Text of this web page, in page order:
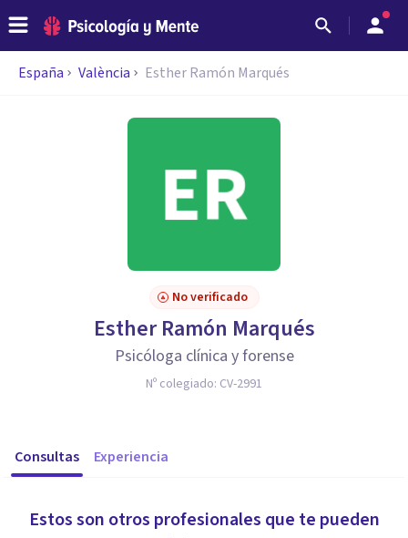
España València Esther Ramón Marqués
No verificado
Esther Ramón Marqués
Psicóloga clínica y forense
Nº colegiado: CV-2991
Consultas Experiencia
Estos son otros profesionales que te pueden